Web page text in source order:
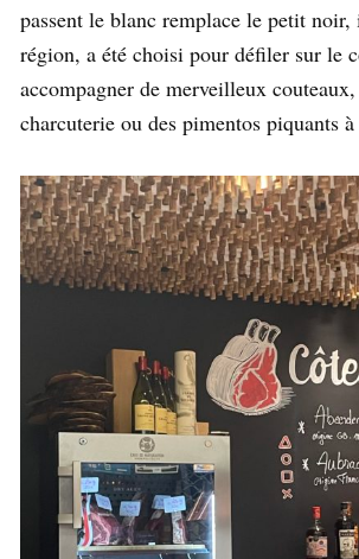
passent le blanc remplace le petit
région, a été choisi pour défiler sur le
accompagner de merveilleux
charcuterie ou des pimentos piquants